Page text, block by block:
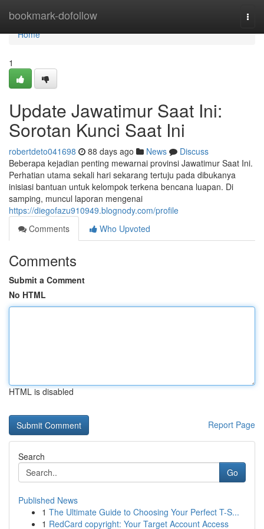
bookmark-dofollow
Home
Home
1
Update Jawatimur Saat Ini:
Sorotan Kunci Saat Ini
robertdeto041698 88 days ago News
Discuss
Beberapa kejadian penting mewarnai provinsi Jawatimur Saat Ini.
Perhatian utama sekali hari sekarang tertuju pada dibukanya
inisiasi bantuan untuk kelompok terkena bencana luapan. Di
samping, muncul laporan mengenai
https://diegofazu910949.blognody.com/profile
Comments
Who Upvoted
Comments
Submit a Comment
No HTML
HTML is disabled
Report Page
Search
Go
Published News
1 The Ultimate Guide to Choosing Your Perfect T-S...
1 RedCard copyright: Your Target Account Access